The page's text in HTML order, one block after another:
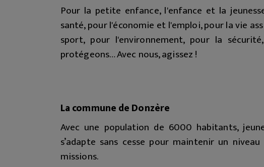
Pour la petite enfance, l'enfance et la
santé, pour l'économie et l'emploi, pour la vie
sport, pour l'environnement, pour la
protégeons… Avec nous, agissez !
La commune de Donzère
Avec une population de 6000 habitants,
s’adapte sans cesse pour maintenir un
missions.